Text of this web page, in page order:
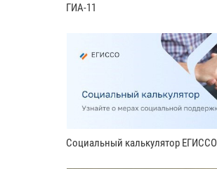
ГИА-11
Социальный калькулятор ЕГИССО